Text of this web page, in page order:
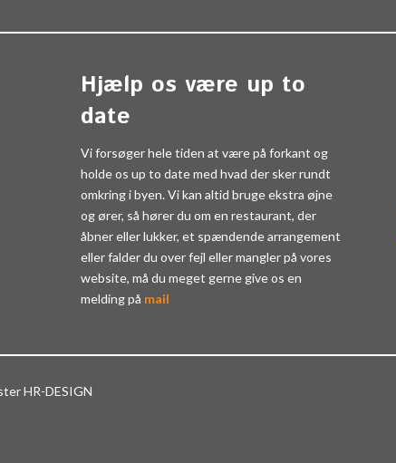
Hjælp os være up to
date
Vi forsøger hele tiden at være på forkant og
holde os up to date med hvad der sker rundt
omkring i byen. Vi kan altid bruge ekstra øjne
og ører, så hører du om en restaurant, der
åbner eller lukker, et spændende arrangement
eller falder du over fejl eller mangler på vores
website, må du meget gerne give os en
melding på mail
HR-DESIGN